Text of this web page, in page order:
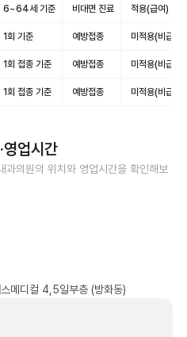
6~64세 기준 비대면 진료 적용(급여)
1회 기준 예방접종 미적용(비급여)
1회 접종 기준 예방접종 미적용(비급여)
1회 접종 기준 예방접종 미적용(비급여)
영업시간
과의원의 위치와 영업시간을 확인해보
메디컬 4,5일부층 (방화동)